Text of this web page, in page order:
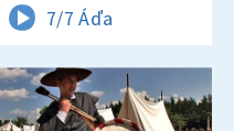
7/7 Áďa